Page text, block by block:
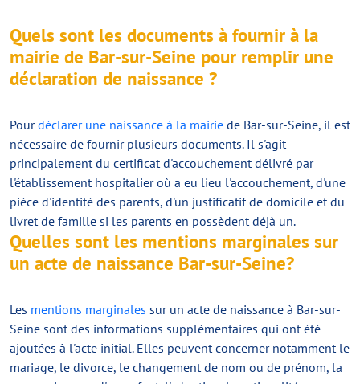
Quels sont les documents à fournir à la
mairie de Bar-sur-Seine pour remplir une
déclaration de naissance ?
Pourdéclarer une naissance à la mairie de Bar-sur-Seine, il est
nécessaire de fournir plusieurs documents. Il s'agit
principalement du certificat d'accouchement délivré par
l'établissement hospitalier où a eu lieu l'accouchement, d'une
pièce d'identité des parents, d'un justificatif de domicile et du
livret de famille si les parents en possèdent déjà un.
Quelles sont les mentions marginales sur
un acte de naissance Bar-sur-Seine?
Les mentions marginales sur un acte de naissance à Bar-sur-
Seine sont des informations supplémentaires qui ont été
ajoutées à l'acte initial. Elles peuvent concerner notamment le
mariage, le divorce, le changement de nom ou de prénom, la